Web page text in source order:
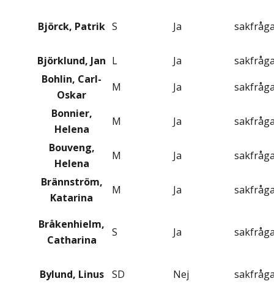
Björck, Patrik S Ja
Björklund, Jan L Ja
Bohlin, Carl-
Oskar
M Ja
Bonnier,
Helena
M Ja
Bouveng,
Helena
M Ja
Brännström,
Katarina
M Ja
Bråkenhielm,
Catharina
S Ja
Bylund, Linus SD Nej